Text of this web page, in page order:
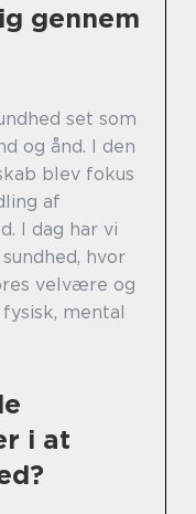
gennem
set som
og ånd. I den
blev fokus
af
I dag har vi
hvor
velvære og
mental
i at